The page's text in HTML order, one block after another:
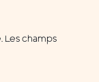
Les champs